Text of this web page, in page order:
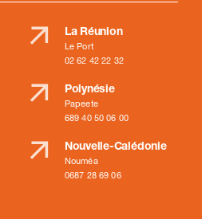
La Réunion
Le Port
02 62 42 22 32
Polynésie
Papeete
689 40 50 06 00
Nouvelle-Calédonie
Nouméa
0687 28 69 06